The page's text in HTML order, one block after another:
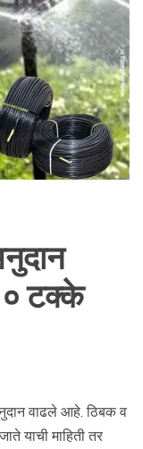
टक्के
वाढले आहे. ठिबक व
याची माहिती तर